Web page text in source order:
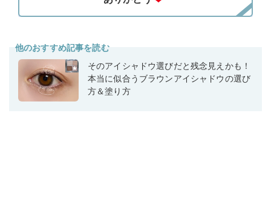
他のおすすめ記事を読む
そのアイシャドウ選びだと残念見えかも！
本当に似合うブラウンアイシャドウの選び
方＆塗り方